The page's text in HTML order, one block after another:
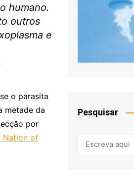
humano.
outros
e
o parasita
metade da
por
Nation of
Pesquisar